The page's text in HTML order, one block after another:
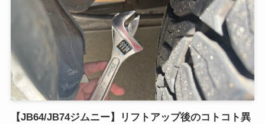
【JB64/JB74ジムニー】リフトアップ後のコトコト異